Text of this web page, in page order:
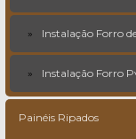
Instalação Forro
Instalação Forro
Painéis Ripados